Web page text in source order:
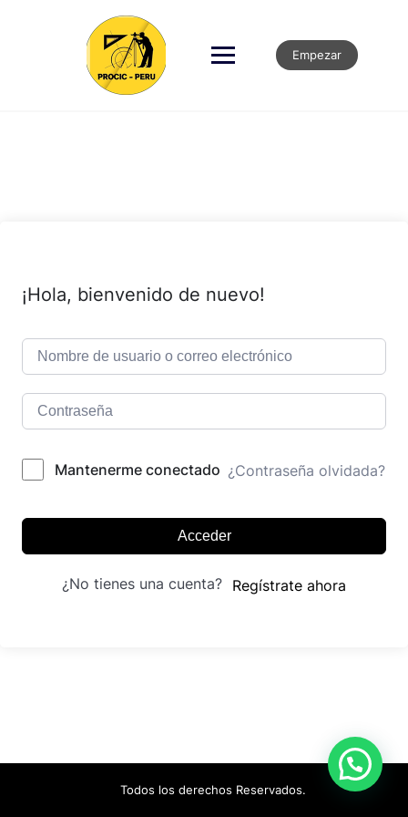
Empezar
¡Hola, bienvenido de nuevo!
Mantenerme conectado ¿Contraseña olvidada?
Acceder
¿No tienes una cuenta? Regístrate ahora
Todos los derechos Reservados.